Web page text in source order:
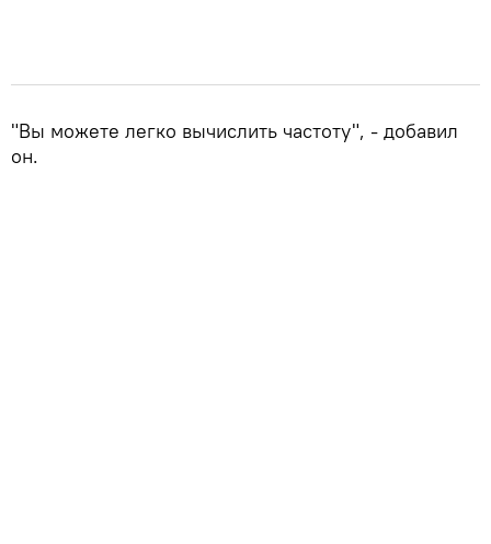
"Вы можете легко вычислить частоту", - добавил
он.